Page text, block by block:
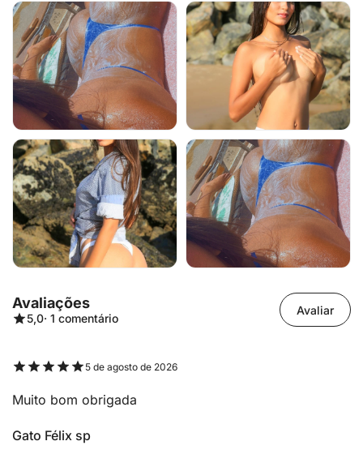
Avaliações
5,0· 1 comentário
Avaliar
5 de agosto de 2026
Muito bom obrigada
Gato Félix sp